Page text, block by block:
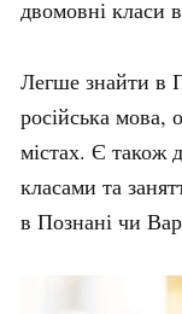
двомовні класи
Легше знайти в
російська мова,
містах. Є також
класами та
в Познані чи